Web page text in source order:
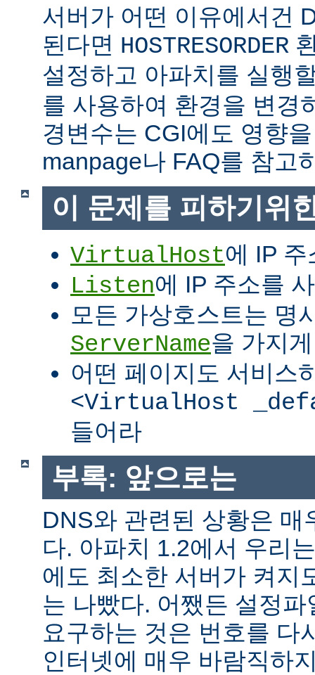
서버가 어떤 이유에서건
된다면 HOSTRESORDER
설정하고 아파치를 실행
를 사용하여 환경을 변경
경변수는 CGI에도 영향
manpage나 FAQ를 참고
이 문제를 피하기위
VirtualHost에 IP
Listen에 IP 주소를
모든 가상호스트는 명
ServerName을 가지
어떤 페이지도 서비스
<VirtualHost
들어라
부록: 앞으로는
DNS와 관련된 상황은 매
다. 아파치 1.2에서 우리
에도 최소한 서버가 켜지
는 나빴다. 어쨌든 설정
요구하는 것은 번호를 다
인터넷에 매우 바람직하